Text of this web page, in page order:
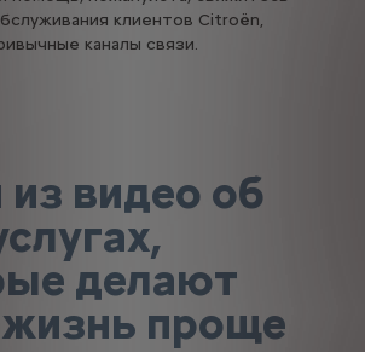
клиентов Citroën,
каналы связи.
из видео об
делают
проще